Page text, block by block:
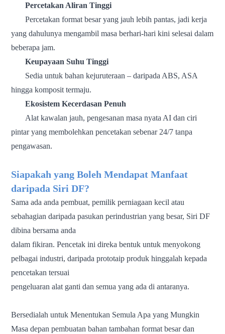
Percetakan Aliran Tinggi
Percetakan format besar yang jauh lebih pantas, jadi kerja
yang dahulunya mengambil masa berhari-hari kini selesai dalam
beberapa jam.
Keupayaan Suhu Tinggi
Sedia untuk bahan kejuruteraan – daripada ABS, ASA
hingga komposit termaju.
Ekosistem Kecerdasan Penuh
Alat kawalan jauh, pengesanan masa nyata AI dan ciri
pintar yang membolehkan pencetakan sebenar 24/7 tanpa
pengawasan.
Siapakah yang Boleh Mendapat Manfaat
daripada Siri DF?
Sama ada anda pembuat, pemilik perniagaan kecil atau
sebahagian daripada pasukan perindustrian yang besar, Siri DF
dibina bersama anda
dalam fikiran.Pencetak ini direka bentuk untuk menyokong
pelbagai industri, daripada prototaip produk hinggalah kepada
pencetakan tersuai
pengeluaran alat ganti dan semua yang ada di antaranya.
Bersedialah untuk Menentukan Semula Apa yang Mungkin
Masa depan pembuatan bahan tambahan format besar dan